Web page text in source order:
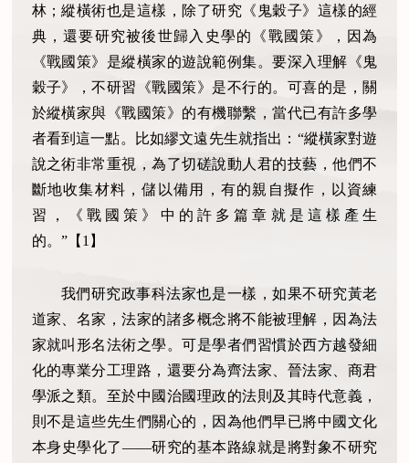
林；縱橫術也是這樣，除了研究《鬼穀子》這樣的經
典，還要研究被後世歸入史學的《戰國策》，因為
《戰國策》是縱橫家的遊說範例集。要深入理解《鬼
穀子》，不研習《戰國策》是不行的。可喜的是，關
於縱橫家與《戰國策》的有機聯繫，當代已有許多學
者看到這一點。比如繆文遠先生就指出：“縱橫家對遊
說之術非常重視，為了切磋說動人君的技藝，他們不
斷地收集材料，儲以備用，有的親自擬作，以資練
習，《戰國策》中的許多篇章就是這樣產生
的。”【1】
我們研究政事科法家也是一樣，如果不研究黃老
道家、名家，法家的諸多概念將不能被理解，因為法
家就叫形名法術之學。可是學者們習慣於西方越發細
化的專業分工理路，還要分為齊法家、晉法家、商君
學派之類。至於中國治國理政的法則及其時代意義，
則不是這些先生們關心的，因為他們早已將中國文化
本身史學化了——研究的基本路線就是將對象不研究